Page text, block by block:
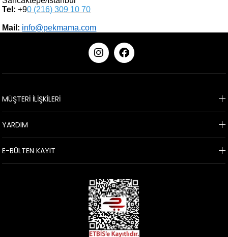
Tel: +90 (216) 309 10 70
Mail: info@pekmama.com
MÜŞTERİ İLİŞKİLERİ
YARDIM
E-BÜLTEN KAYIT